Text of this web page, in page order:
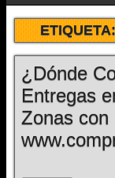
¿Dónde
Entregas
Zonas con